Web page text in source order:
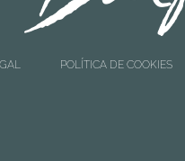
POLÍTICA DE COOKIES